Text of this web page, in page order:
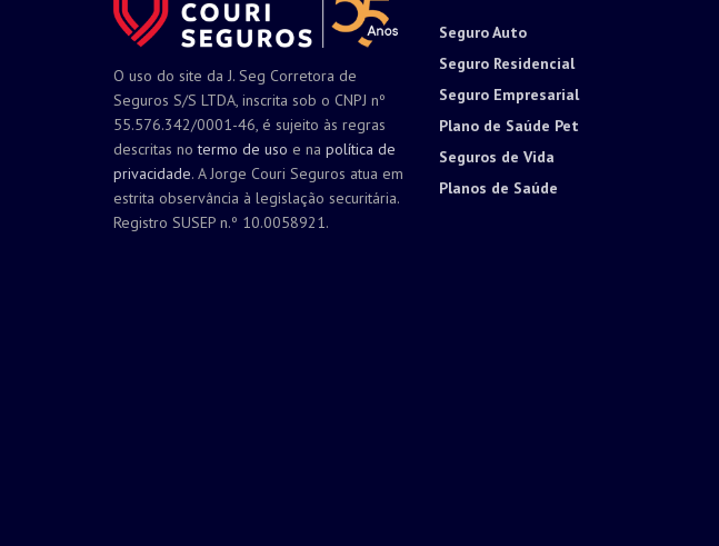
O uso do site da J. Seg Corretora de
Seguros S/S LTDA, inscrita sob o CNPJ nº
55.576.342/0001-46, é sujeito às regras
descritas notermo de uso e na política de
privacidade. A Jorge Couri Seguros atua em
estrita observância à legislação securitária.
Registro SUSEP n.º 10.0058921.
Seguro Auto
Seguro Residencial
Seguro Empresarial
Plano de Saúde Pet
Seguros de Vida
Planos de Saúde